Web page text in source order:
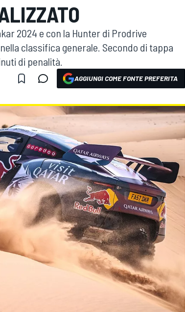
2024 e con la Hunter di Prodrive
classifica generale. Secondo di tappa
di penalità.
AGGIUNGI COME FONTE PREFERITA